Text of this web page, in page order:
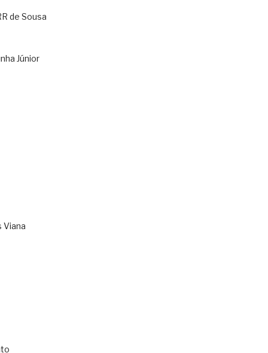
de Sousa
Júnior
Viana